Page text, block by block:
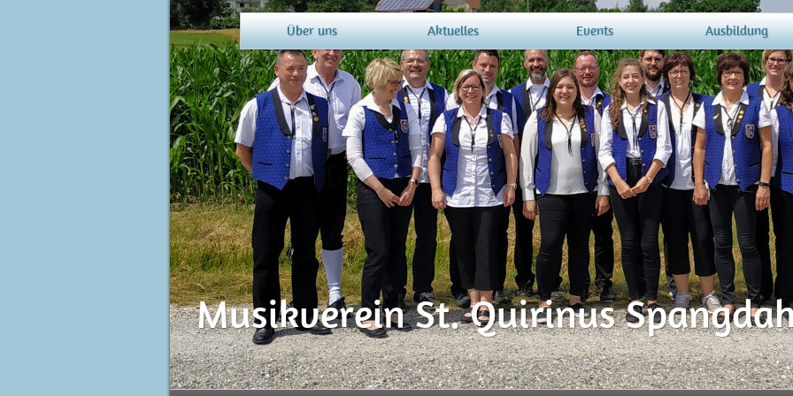
Musikverein St. Quirinus
Über uns Aktuelles Events Ausbildung